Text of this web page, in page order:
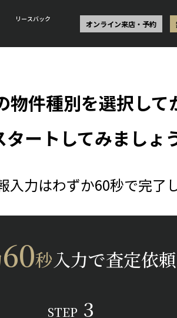
リースバック
オンライン来店・予約
物件種別を選択して
タートしてみましょ
入力はわずか60秒で完了
60秒入力で査定依頼
STEP 3